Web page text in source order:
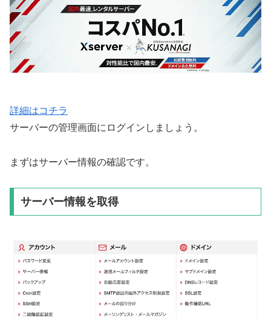
詳細はコチラ
サーバーの管理画面にログインしましょう。
まずはサーバー情報の確認です。
サーバー情報を取得